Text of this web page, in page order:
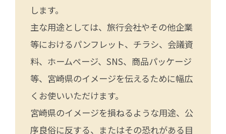
します。
主な用途としては、旅行会社やその他企業
等におけるパンフレット、チラシ、会議資
料、ホームページ、SNS、商品パッケージ
等、宮崎県のイメージを伝えるために幅広
くお使いいただけます。
宮崎県のイメージを損ねるような用途、公
序良俗に反する、またはその恐れがある目